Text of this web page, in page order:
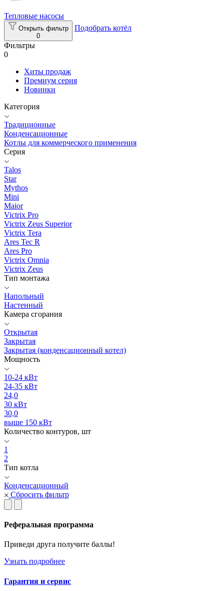
Тепловые насосы
Открыть фильтр
0
Подобрать котёл
Фильтры
0
Хиты продаж
Премиум серия
Новинки
Категория
Традиционные
Конденсационные
Котлы для коммерческого применения
Серия
Talos
Star
Mythos
Mini
Maior
Victrix Pro
Victrix Zeus Superior
Victrix Tera
Ares Tec R
Ares Pro
Victrix Omnia
Victrix Zeus
Тип монтажа
Напольный
Настенный
Камера сгорания
Открытая
Закрытая
Закрытая (конденсационный котел)
Мощность
10-24 кВт
24-35 кВт
24,0
30 кВт
30,0
выше 150 кВт
Количество контуров, шт
1
2
Тип котла
Конденсационный
Сбросить фильтр
Реферальная программа
Приведи друга получите баллы!
Узнать подробнее
Гарантия и сервис